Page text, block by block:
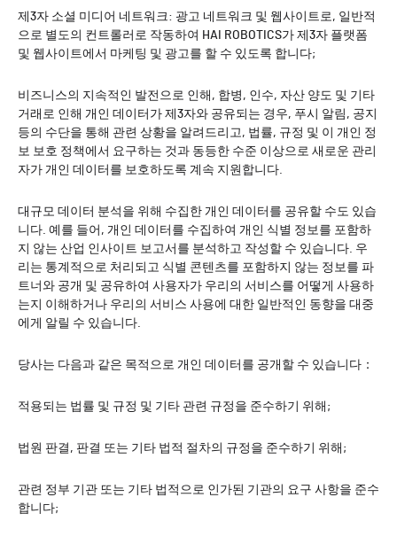
제3자 소셜 미디어 네트워크: 광고 네트워크 및 웹사이트로, 일반적
으로 별도의 컨트롤러로 작동하여 HAI ROBOTICS가 제3자 플랫폼
및 웹사이트에서 마케팅 및 광고를 할 수 있도록 합니다;
비즈니스의 지속적인 발전으로 인해, 합병, 인수, 자산 양도 및 기타
거래로 인해 개인 데이터가 제3자와 공유되는 경우, 푸시 알림, 공지
등의 수단을 통해 관련 상황을 알려드리고, 법률, 규정 및 이 개인 정
보 보호 정책에서 요구하는 것과 동등한 수준 이상으로 새로운 관리
자가 개인 데이터를 보호하도록 계속 지원합니다.
대규모 데이터 분석을 위해 수집한 개인 데이터를 공유할 수도 있습
니다. 예를 들어, 개인 데이터를 수집하여 개인 식별 정보를 포함하
지 않는 산업 인사이트 보고서를 분석하고 작성할 수 있습니다. 우
리는 통계적으로 처리되고 식별 콘텐츠를 포함하지 않는 정보를 파
트너와 공개 및 공유하여 사용자가 우리의 서비스를 어떻게 사용하
는지 이해하거나 우리의 서비스 사용에 대한 일반적인 동향을 대중
에게 알릴 수 있습니다.
당사는 다음과 같은 목적으로 개인 데이터를 공개할 수 있습니다：
적용되는 법률 및 규정 및 기타 관련 규정을 준수하기 위해;
법원 판결, 판결 또는 기타 법적 절차의 규정을 준수하기 위해;
관련 정부 기관 또는 기타 법적으로 인가된 기관의 요구 사항을 준수
합니다;